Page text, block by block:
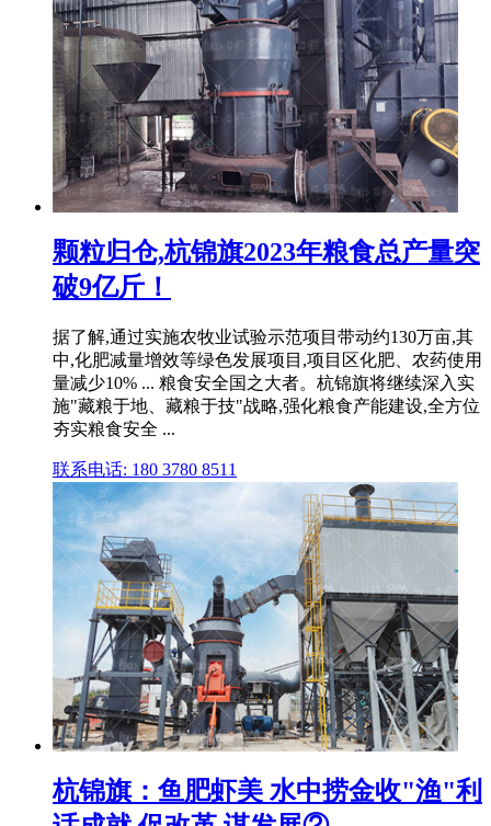
颗粒归仓,杭锦旗2023年粮食总产量突
破9亿斤！
据了解,通过实施农牧业试验示范项目带动约130万亩,其
中,化肥减量增效等绿色发展项目,项目区化肥、农药使用
量减少10% ... 粮食安全国之大者。杭锦旗将继续深入实
施"藏粮于地、藏粮于技"战略,强化粮食产能建设,全方位
夯实粮食安全 ...
联系电话: 180 3780 8511
杭锦旗：鱼肥虾美 水中捞金收"渔"利